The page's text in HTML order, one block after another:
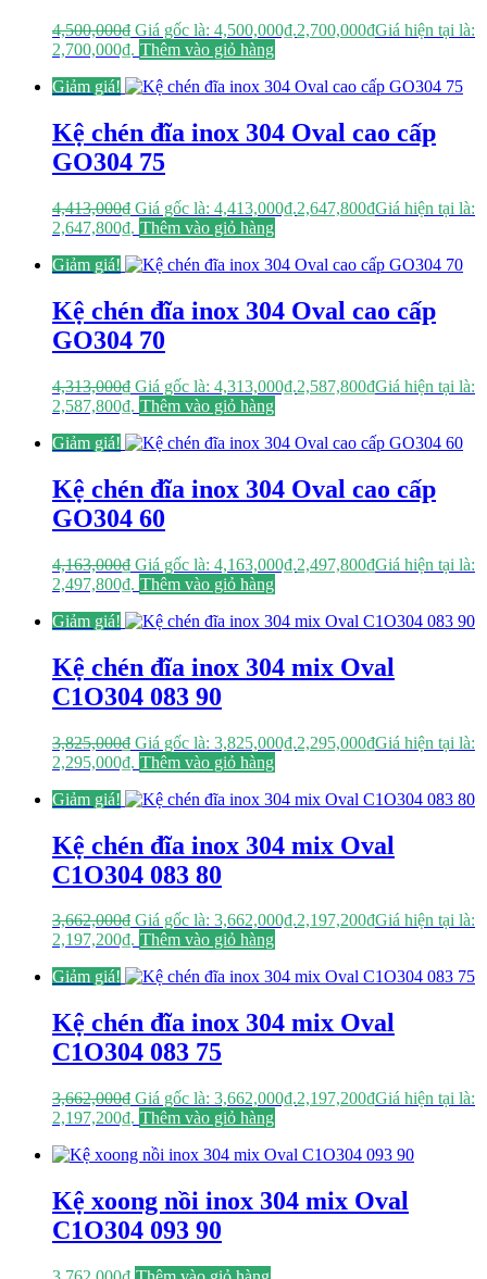
4,500,000₫ Giá gốc là: 4,500,000₫.2,700,000₫Giá hiện tại là:
2,700,000₫. Thêm vào giỏ hàng
Giảm giá!
Kệ chén đĩa inox 304 Oval cao cấp
GO304 75
4,413,000₫ Giá gốc là: 4,413,000₫.2,647,800₫Giá hiện tại là:
2,647,800₫. Thêm vào giỏ hàng
Giảm giá!
Kệ chén đĩa inox 304 Oval cao cấp
GO304 70
4,313,000₫ Giá gốc là: 4,313,000₫.2,587,800₫Giá hiện tại là:
2,587,800₫. Thêm vào giỏ hàng
Giảm giá!
Kệ chén đĩa inox 304 Oval cao cấp
GO304 60
4,163,000₫ Giá gốc là: 4,163,000₫.2,497,800₫Giá hiện tại là:
2,497,800₫. Thêm vào giỏ hàng
Giảm giá!
Kệ chén đĩa inox 304 mix Oval
C1O304 083 90
3,825,000₫ Giá gốc là: 3,825,000₫.2,295,000₫Giá hiện tại là:
2,295,000₫. Thêm vào giỏ hàng
Giảm giá!
Kệ chén đĩa inox 304 mix Oval
C1O304 083 80
3,662,000₫ Giá gốc là: 3,662,000₫.2,197,200₫Giá hiện tại là:
2,197,200₫. Thêm vào giỏ hàng
Giảm giá!
Kệ chén đĩa inox 304 mix Oval
C1O304 083 75
3,662,000₫ Giá gốc là: 3,662,000₫.2,197,200₫Giá hiện tại là:
2,197,200₫. Thêm vào giỏ hàng
Kệ xoong nồi inox 304 mix Oval
C1O304 093 90